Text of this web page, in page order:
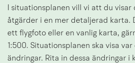
I situationsplanen vill vi att du
åtgärder i en mer detaljerad karta.
ett flygfoto eller en vanlig karta,
1:500. Situationsplanen ska visa
ändringar. Rita in dessa ändringar i